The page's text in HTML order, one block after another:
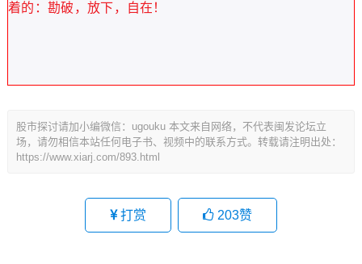
着的：勘破，放下，自在！
股市探讨请加小编微信：ugouku 本文来自网络，不代表闽发论坛立
场，请勿相信本站任何电子书、视频中的联系方式。转载请注明出处：
https://www.xiarj.com/893.html
打赏 203赞